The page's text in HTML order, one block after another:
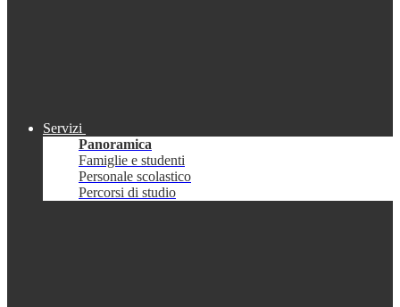
Servizi
Panoramica
Famiglie e studenti
Personale scolastico
Percorsi di studio